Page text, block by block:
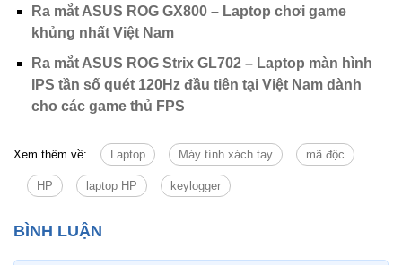
Ra mắt ASUS ROG GX800 – Laptop chơi game
khủng nhất Việt Nam
Ra mắt ASUS ROG Strix GL702 – Laptop màn hình
IPS tần số quét 120Hz đầu tiên tại Việt Nam dành
cho các game thủ FPS
Xem thêm về: Laptop Máy tính xách tay mã độc
HP laptop HP keylogger